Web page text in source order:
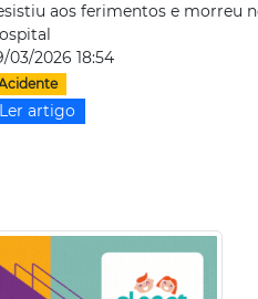
aos ferimentos e morreu
03/2026 18:54
Ler artigo